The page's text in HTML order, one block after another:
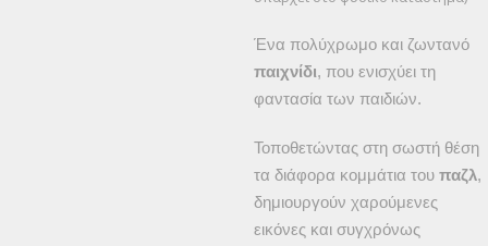
Ένα πολύχρωμο και ζωντανό
παιχνίδι, που ενισχύει τη
φαντασία των παιδιών.
Τοποθετώντας στη σωστή θέση
τα διάφορα κομμάτια του παζλ,
δημιουργούν χαρούμενες
εικόνες και συγχρόνως